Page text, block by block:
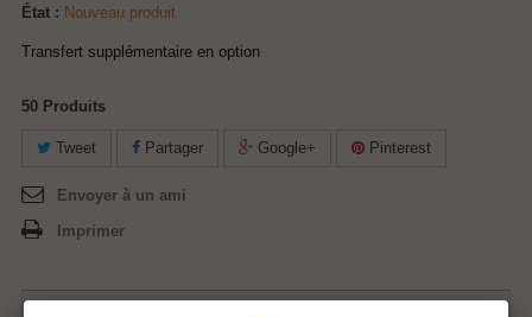
État : Nouveau produit
Transfert supplémentaire en option
50 Produits
Tweet Partager Google+ Pinterest
Envoyer à un ami
Imprimer